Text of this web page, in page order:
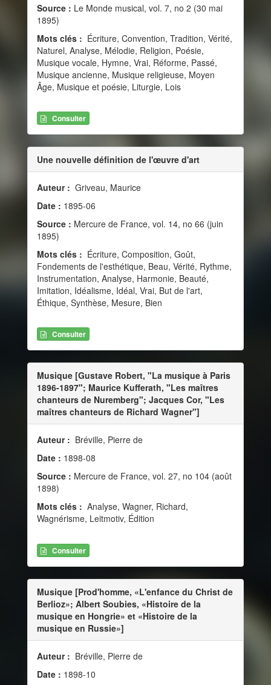
Source : Le Monde musical, vol. 7, no 2 (30 mai
1895)
Mots clés : Écriture, Convention, Tradition, Vérité,
Naturel, Analyse, Mélodie, Religion, Poésie,
Musique vocale, Hymne, Vrai, Réforme, Passé,
Musique ancienne, Musique religieuse, Moyen
Âge, Musique et poésie, Liturgie, Lois
Consulter
Une nouvelle définition de l'œuvre d'art
Auteur : Griveau, Maurice
Date : 1895-06
Source : Mercure de France, vol. 14, no 66 (juin
1895)
Mots clés : Écriture, Composition, Goût,
Fondements de l'esthétique, Beau, Vérité, Rythme,
Instrumentation, Analyse, Harmonie, Beauté,
Imitation, Idéalisme, Idéal, Vrai, But de l'art,
Éthique, Synthèse, Mesure, Bien
Consulter
Musique [Gustave Robert, "La musique à Paris
1896-1897"; Maurice Kufferath, "Les maîtres
chanteurs de Nuremberg"; Jacques Cor, "Les
maîtres chanteurs de Richard Wagner"]
Auteur : Bréville, Pierre de
Date : 1898-08
Source : Mercure de France, vol. 27, no 104 (août
1898)
Mots clés : Analyse, Wagner, Richard,
Wagnérisme, Leitmotiv, Édition
Consulter
Musique [Prod'homme, «L'enfance du Christ de
Berlioz»; Albert Soubies, «Histoire de la
musique en Hongrie» et «Histoire de la
musique en Russie»]
Auteur : Bréville, Pierre de
Date : 1898-10